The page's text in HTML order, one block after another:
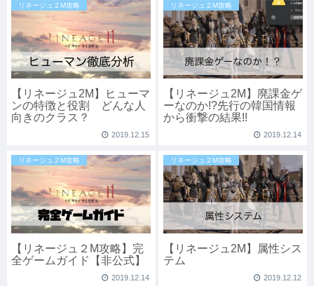
リネージュ２M攻略
【リネージュ2M】ヒューマ
ンの特徴と役割 どんな人
向きのクラス？
2019.12.15
リネージュ２M攻略
【リネージュ2M】廃課金ゲ
ーなのか!?先行の韓国情報
から衝撃の結果!!
2019.12.14
リネージュ２M攻略
【リネージュ２M攻略】完
全ゲームガイド【非公式】
2019.12.14
リネージュ２M攻略
【リネージュ2M】属性シス
テム
2019.12.12